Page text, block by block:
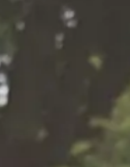
aan het juiste adres.
op maat
langs om
te houden. We
wat er moet
het onderhoud
en de